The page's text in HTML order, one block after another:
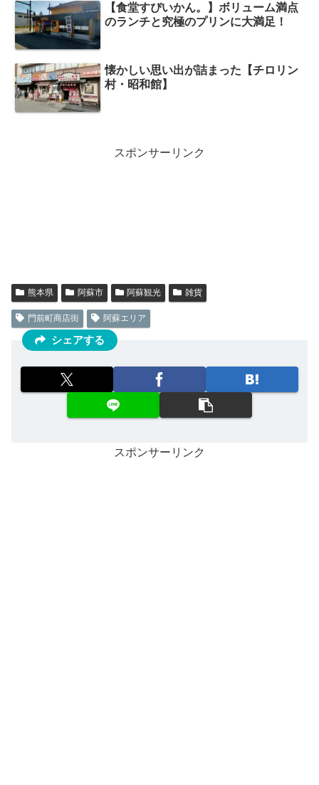
【食堂すぴいかん。】ボリューム満点
のランチと究極のプリンに大満足！
懐かしい思い出が詰まった【チロリン
村・昭和館】
スポンサーリンク
熊本県 阿蘇市 阿蘇観光 雑貨
門前町商店街 阿蘇エリア
シェアする
スポンサーリンク